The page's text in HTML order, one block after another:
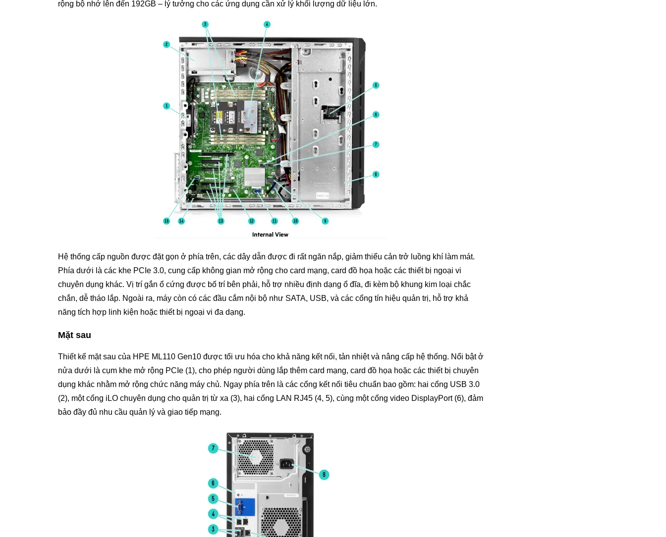
rộng bộ nhớ lên đến 192GB – lý tưởng cho các ứng dụng cần xử lý khối lượng dữ liệu lớn.
Hệ thống cấp nguồn được đặt gọn ở phía trên, các dây dẫn được đi rất ngăn nắp, giảm thiểu cản trở luồng khí làm mát.
Phía dưới là các khe PCIe 3.0, cung cấp không gian mở rộng cho card mạng, card đồ họa hoặc các thiết bị ngoại vi
chuyên dụng khác. Vị trí gắn ổ cứng được bố trí bên phải, hỗ trợ nhiều định dạng ổ đĩa, đi kèm bộ khung kim loại chắc
chắn, dễ tháo lắp. Ngoài ra, máy còn có các đầu cắm nội bộ như SATA, USB, và các cổng tín hiệu quản trị, hỗ trợ khả
năng tích hợp linh kiện hoặc thiết bị ngoại vi đa dạng.
Mặt sau
Thiết kế mặt sau của HPE ML110 Gen10 được tối ưu hóa cho khả năng kết nối, tản nhiệt và nâng cấp hệ thống. Nổi bật ở
nửa dưới là cụm khe mở rộng PCIe (1), cho phép người dùng lắp thêm card mạng, card đồ họa hoặc các thiết bị chuyên
dụng khác nhằm mở rộng chức năng máy chủ. Ngay phía trên là các cổng kết nối tiêu chuẩn bao gồm: hai cổng USB 3.0
(2), một cổng iLO chuyên dụng cho quản trị từ xa (3), hai cổng LAN RJ45 (4, 5), cùng một cổng video DisplayPort (6), đảm
bảo đầy đủ nhu cầu quản lý và giao tiếp mạng.